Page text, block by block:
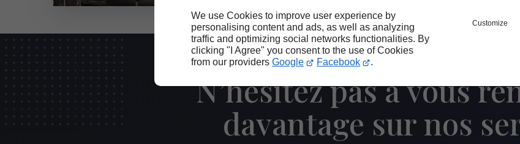
We use Cookies to improve user experience by
personalising content and ads, as well as analyzing
traffic and optimizing social networks functionalities. By
clicking "I Agree" you consent to the use of Cookies
from our providers Google Facebook .
Customize
N’hésitez pas à vous
davantage sur nos